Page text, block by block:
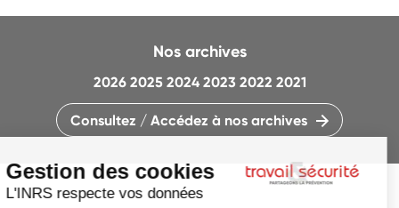
Nos archives
2026 2025 2024 2023 2022 2021
Consultez / Accédez à nos archives